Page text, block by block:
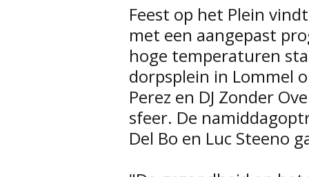
Feest op het Plein
met een aangepast
hoge temperaturen
dorpsplein in Lommel
Perez en DJ Zonder
sfeer. De
Del Bo en Luc Steeno